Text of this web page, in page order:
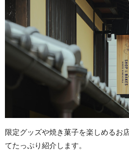
限定グッズや焼き菓子を楽しめるお
てたっぷり紹介します。